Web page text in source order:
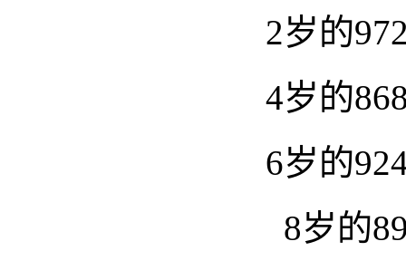
2岁的
4岁的
6岁的
8岁的